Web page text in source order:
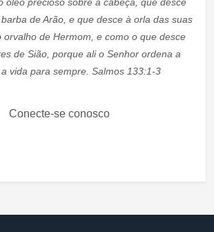
de Arão, e que desce à orla das suas
orvalho de Hermom, e como o que desce
de Sião, porque ali o Senhor ordena a
vida para sempre. Salmos 133:1-3
Conecte-se conosco